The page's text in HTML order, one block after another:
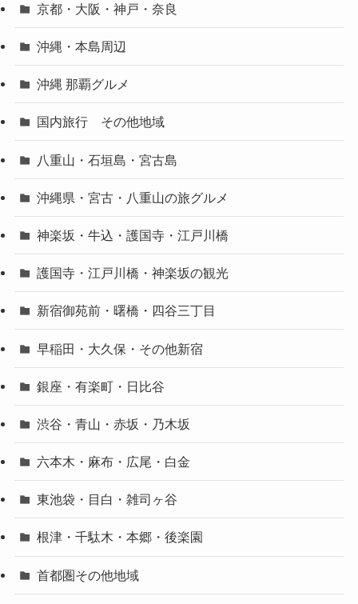
京都・大阪・神戸・奈良
沖縄・本島周辺
沖縄 那覇グルメ
国内旅行 その他地域
八重山・石垣島・宮古島
沖縄県・宮古・八重山の旅グルメ
神楽坂・牛込・護国寺・江戸川橋
護国寺・江戸川橋・神楽坂の観光
新宿御苑前・曙橋・四谷三丁目
早稲田・大久保・その他新宿
銀座・有楽町・日比谷
渋谷・青山・赤坂・乃木坂
六本木・麻布・広尾・白金
東池袋・目白・雑司ヶ谷
根津・千駄木・本郷・後楽園
首都圏その他地域